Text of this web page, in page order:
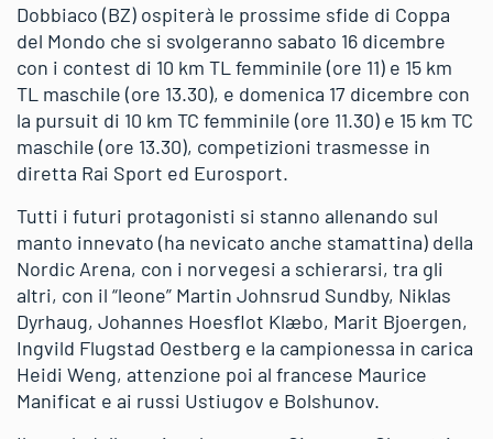
Dobbiaco (BZ) ospiterà le prossime sfide di Coppa
del Mondo che si svolgeranno sabato 16 dicembre
con i contest di 10 km TL femminile (ore 11) e 15 km
TL maschile (ore 13.30), e domenica 17 dicembre con
la pursuit di 10 km TC femminile (ore 11.30) e 15 km TC
maschile (ore 13.30), competizioni trasmesse in
diretta Rai Sport ed Eurosport.
Tutti i futuri protagonisti si stanno allenando sul
manto innevato (ha nevicato anche stamattina) della
Nordic Arena, con i norvegesi a schierarsi, tra gli
altri, con il “leone” Martin Johnsrud Sundby, Niklas
Dyrhaug, Johannes Hoesflot Klæbo, Marit Bjoergen,
Ingvild Flugstad Oestberg e la campionessa in carica
Heidi Weng, attenzione poi al francese Maurice
Manificat e ai russi Ustiugov e Bolshunov.